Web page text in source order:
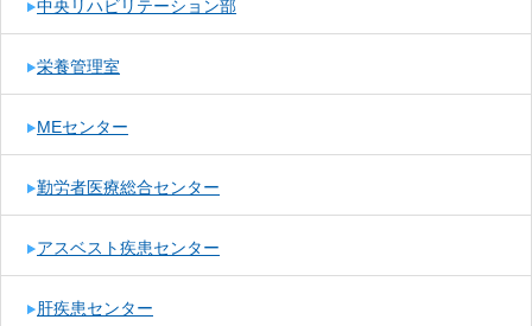
中央リハビリテーション部
栄養管理室
MEセンター
勤労者医療総合センター
アスベスト疾患センター
肝疾患センター